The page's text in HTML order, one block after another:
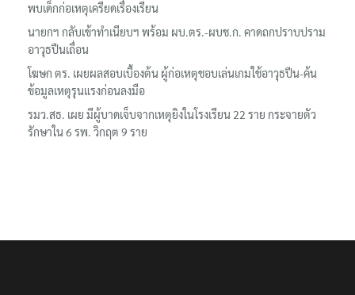
พบเด็กก่อเหตุเครียดเรื่องเรียน
นายกฯ กลับเข้าทำเนียบฯ พร้อม ผบ.ตร.-ผบช.ก. คาดถกปราบปราม
อาวุธปืนเถื่อน
โฆษก ตร. เผยผลสอบเบื้องต้น ผู้ก่อเหตุชอบเล่นเกมใช้อาวุธปืน-ค้น
ข้อมูลเหตุรุนแรงก่อนลงมือ
รมว.สธ. เผย มีผู้บาดเจ็บจากเหตุยิงในโรงเรียน 22 ราย กระจายตัว
รักษาใน 6 รพ. วิกฤต 9 ราย